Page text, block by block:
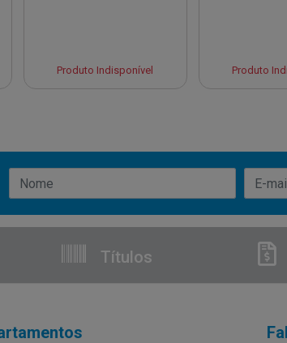
Produto Indisponível Produto
Títulos